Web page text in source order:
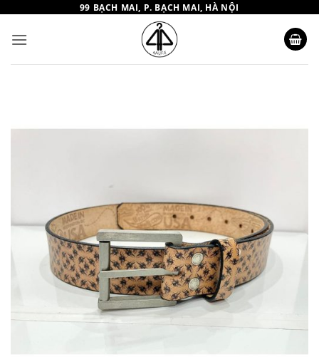
nội
dung
99 BẠCH MAI, P. BẠCH MAI, HÀ NỘI